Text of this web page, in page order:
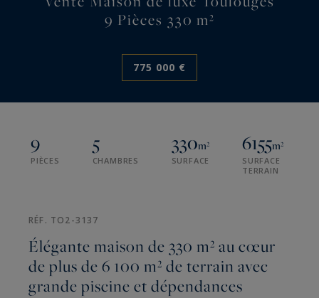
9 Pièces 330 m²
775 000 €
9
PIÈCES
5
CHAMBRES
330m²
SURFACE
6155m²
SURFACE
TERRAIN
RÉF. TO2-3137
Élégante maison de 330 m² au cœur
de plus de 6 100 m² de terrain avec
grande piscine et dépendances